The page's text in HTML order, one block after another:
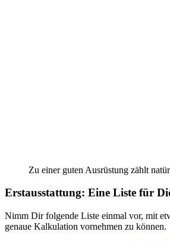
Zu einer guten Ausrüstung zählt
Erstausstattung: Eine Liste für
Nimm Dir folgende Liste einmal vor, mit
genaue Kalkulation vornehmen zu können.